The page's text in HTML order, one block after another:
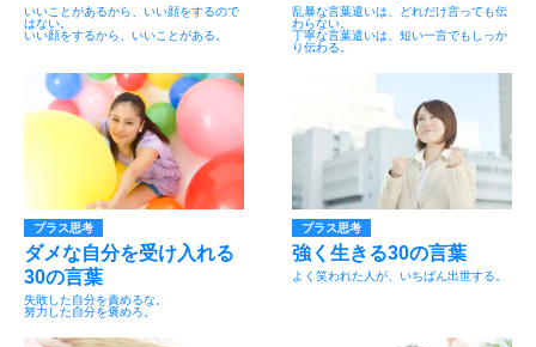
いいことがあるから、いい顔をするので
はない。
いい顔をするから、いいことがある。
乱暴な言葉遣いは、どれだけ言っても伝
わらない。
丁寧な言葉遣いは、短い一言でもしっか
り伝わる。
プラス思考
ダメな自分を受け入れる
30の言葉
失敗した自分を責めるな。
努力した自分を褒めろ。
プラス思考
強く生きる30の言葉
よく笑われた人が、いちばん出世する。